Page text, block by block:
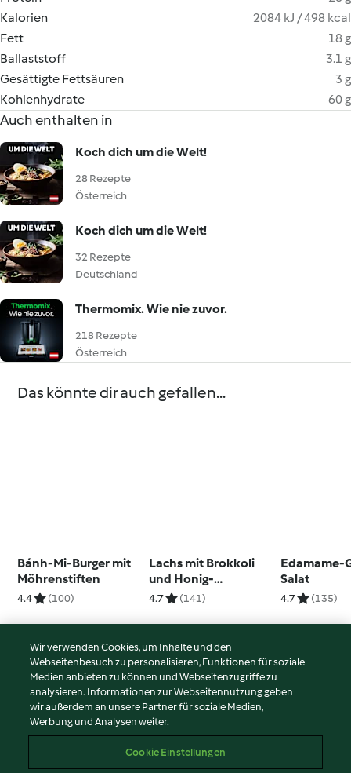
Kalorien
2084 kJ / 498 kcal
Fett
18 g
Ballaststoff
3.1 g
Gesättigte Fettsäuren
3 g
Kohlenhydrate
60 g
Auch enthalten in
Koch dich um die Welt!
28 Rezepte
Österreich
Koch dich um die Welt!
32 Rezepte
Deutschland
Thermomix. Wie nie zuvor.
218 Rezepte
Österreich
Das könnte dir auch gefallen...
Bánh-Mi-Burger mit
Möhrenstiften
4.4 (100)
Lachs mit Brokkoli
und Honig-
Knoblauch-Sauce
4.7 (141)
Edamame-
Salat
4.7 (135)
© Copyright 2026
Nutzungsbedingungen
Datenschutzrichtlinien
Impressum
Wir verwenden Cookies, um Inhalte und den
Webseitenbesuch zu personalisieren, Funktionen für soziale
Medien anbieten zu können und Webseitenzugriffe zu
analysieren. Informationen zur Webseitennutzung geben
wir außerdem an unsere Partner für soziale Medien,
Werbung und Analysen weiter.
Cookie Einstellungen